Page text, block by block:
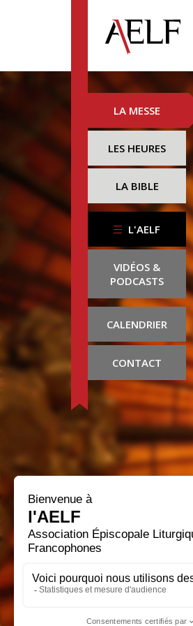
LA MESSE
LES HEURES
LA BIBLE
L'AELF
VIDÉOS &
PODCASTS
CALENDRIER
CONTACT